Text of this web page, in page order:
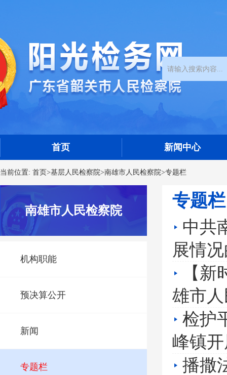
首页 新闻中心
当前位置: 首页>基层人民检察院>南雄市人民检察院>专题栏
南雄市人民检察院
机构职能
预决算公开
新闻
专题栏
专题栏
中共
展情
【
雄市
检护
峰镇
播撒